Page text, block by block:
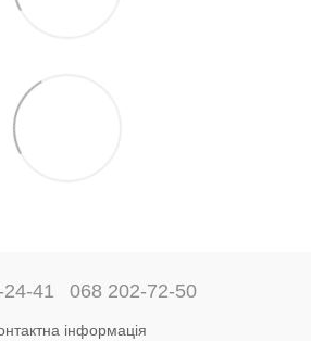
41 068 202-72-50
інформація